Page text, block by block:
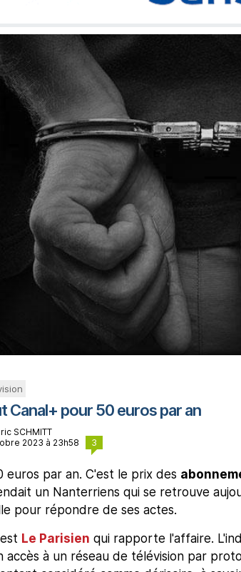
Canal+ pour 50 euros par an
SCHMITT
2023 à 23h58
3
euros par an. C'est le prix des
un Nanterriens qui se retrouve
pour répondre de ses actes.
Le Parisien qui rapporte l'affaire.
accès à un réseau de télévision par